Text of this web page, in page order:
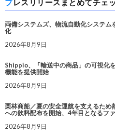
プレスリリースまとめてチェ
両備システムズ、物流自動化システ
化
2026年8月9日
Shippio、「輸送中の商品」の可視化
機能を提供開始
2026年8月9日
栗林商船／夏の安全運航を支えるため
への飲料配布を開始、4年目となるフ
2026年8月9日